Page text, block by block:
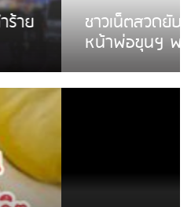
ม่าเร่ขายพวงมาลัย
เดินตาม